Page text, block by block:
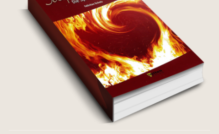
Zulassen kommt von
Loslassen